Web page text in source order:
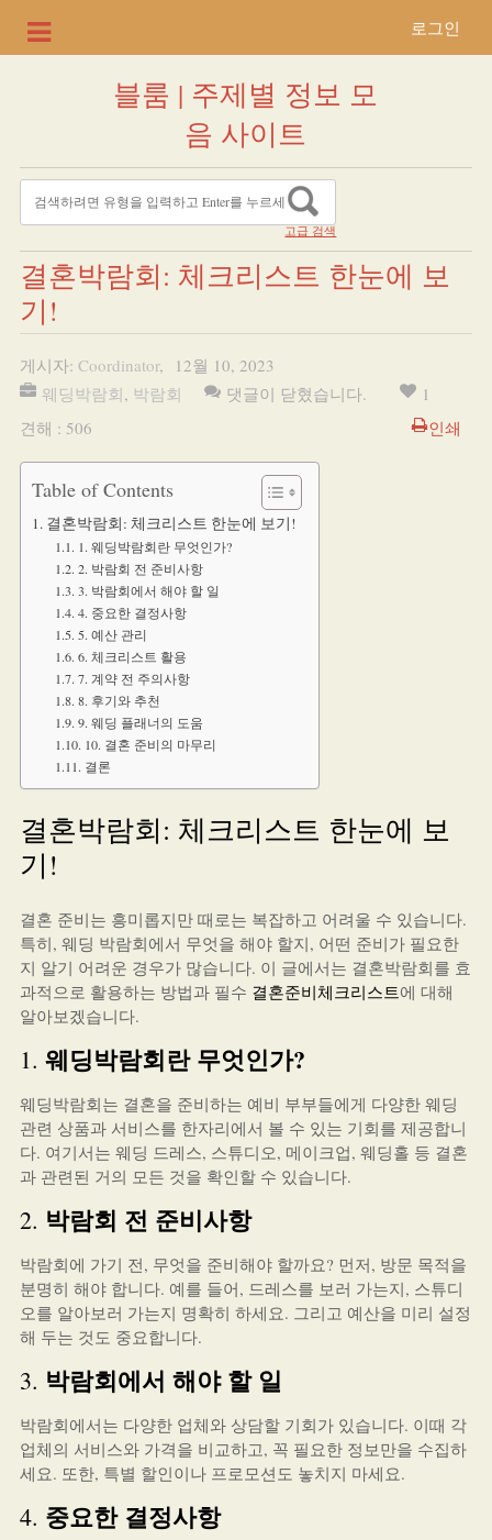
로그인
블룸 | 주제별 정보 모
음 사이트
고급 검색
결혼박람회: 체크리스트 한눈에 보
기!
게시자: Coordinator,
12월 10, 2023
웨딩박람회, 박람회 댓글이 닫혔습니다.
1
견해 : 506
인쇄
Table of Contents
결혼박람회: 체크리스트 한눈에 보기!
1. 웨딩박람회란 무엇인가?
2. 박람회 전 준비사항
3. 박람회에서 해야 할 일
4. 중요한 결정사항
5. 예산 관리
6. 체크리스트 활용
7. 계약 전 주의사항
8. 후기와 추천
9. 웨딩 플래너의 도움
10. 결혼 준비의 마무리
결론
결혼박람회: 체크리스트 한눈에 보
기!
결혼 준비는 흥미롭지만 때로는 복잡하고 어려울 수 있습니다.
특히, 웨딩 박람회에서 무엇을 해야 할지, 어떤 준비가 필요한
지 알기 어려운 경우가 많습니다. 이 글에서는 결혼박람회를 효
과적으로 활용하는 방법과 필수 결혼준비체크리스트에 대해
알아보겠습니다.
1. 웨딩박람회란 무엇인가?
웨딩박람회는 결혼을 준비하는 예비 부부들에게 다양한 웨딩
관련 상품과 서비스를 한자리에서 볼 수 있는 기회를 제공합니
다. 여기서는 웨딩 드레스, 스튜디오, 메이크업, 웨딩홀 등 결혼
과 관련된 거의 모든 것을 확인할 수 있습니다.
2. 박람회 전 준비사항
박람회에 가기 전, 무엇을 준비해야 할까요? 먼저, 방문 목적을
분명히 해야 합니다. 예를 들어, 드레스를 보러 가는지, 스튜디
오를 알아보러 가는지 명확히 하세요. 그리고 예산을 미리 설정
해 두는 것도 중요합니다.
3. 박람회에서 해야 할 일
박람회에서는 다양한 업체와 상담할 기회가 있습니다. 이때 각
업체의 서비스와 가격을 비교하고, 꼭 필요한 정보만을 수집하
세요. 또한, 특별 할인이나 프로모션도 놓치지 마세요.
4. 중요한 결정사항